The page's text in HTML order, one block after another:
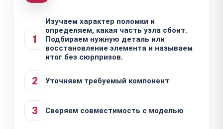
1
Изучаем характер поломки и
определяем, какая часть узла сбоит.
Подбираем нужную деталь или
восстановление элемента и называем
итог без сюрпризов.
2 Уточняем требуемый компонент
3 Сверяем совместимость с моделью